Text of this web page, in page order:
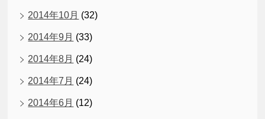
2014年10月 (32)
2014年9月 (33)
2014年8月 (24)
2014年7月 (24)
2014年6月 (12)